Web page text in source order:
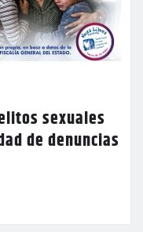
sexuales
de denuncias